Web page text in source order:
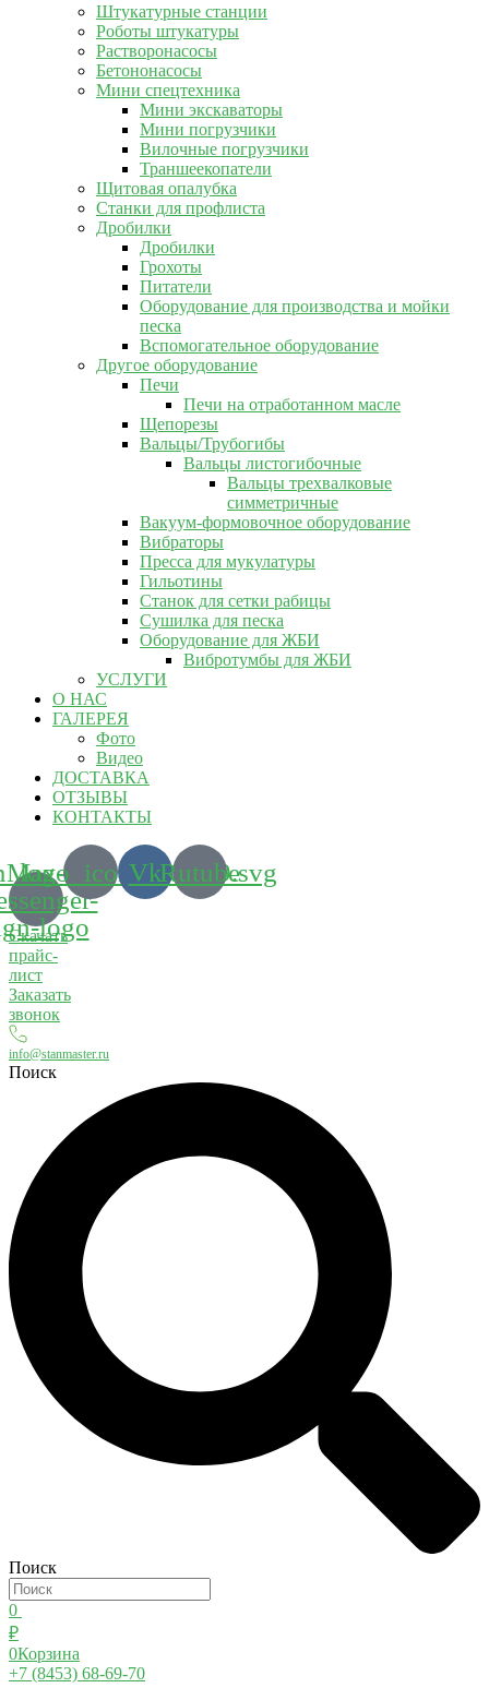
Штукатурные станции
Роботы штукатуры
Растворонасосы
Бетононасосы
Мини спецтехника
Мини экскаваторы
Мини погрузчики
Вилочные погрузчики
Траншеекопатели
Щитовая опалубка
Станки для профлиста
Дробилки
Дробилки
Грохоты
Питатели
Оборудование для производства и мойки
песка
Вспомогательное оборудование
Другое оборудование
Печи
Печи на отработанном масле
Щепорезы
Вальцы/Трубогибы
Вальцы листогибочные
Вальцы трехвалковые
симметричные
Вакуум-формовочное оборудование
Вибраторы
Пресса для мукулатуры
Гильотины
Станок для сетки рабицы
Сушилка для песка
Оборудование для ЖБИ
Вибротумбы для ЖБИ
УСЛУГИ
О НАС
ГАЛЕРЕЯ
Фото
Видео
ДОСТАВКА
ОТЗЫВЫ
КОНТАКТЫ
Max-
logo
VkRutube
Скачать
прайс-
лист
Заказать
звонок
info@stanmaster.ru
Поиск
Поиск
0
₽
0Корзина
+7 (8453) 68-69-70